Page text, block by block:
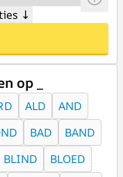
↓
op _
ALD
AND
BAD
BAND
BLIND
BLOED